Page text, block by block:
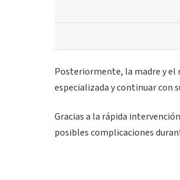
Posteriormente, la madre y el
especializada y continuar con
Gracias a la rápida
posibles complicaciones